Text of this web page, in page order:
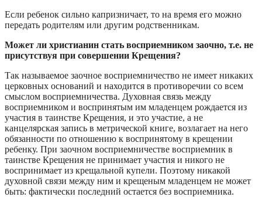
Если ребенок сильно капризничает, то на время его можно
передать родителям или другим родственникам.
Может ли христианин стать восприемником заочно, т.е. не
присутствуя при совершении Крещения?
Так называемое заочное восприемничество не имеет никаких
церковных оснований и находится в противоречии со всем
смыслом восприемничества. Духовная связь между
восприемником и воспринятым им младенцем рождается из
участия в таинстве Крещения, и это участие, а не
канцелярская запись в метрической книге, возлагает на него
обязанности по отношению к воспринятому в крещении
ребенку. При заочном восприемничестве восприемник в
таинстве Крещения не принимает участия и никого не
воспринимает из крещальной купели. Поэтому никакой
духовной связи между ним и крещеным младенцем не может
быть: фактически последний остается без восприемника.